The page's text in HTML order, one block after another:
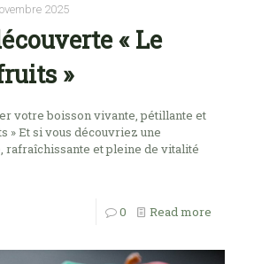
2025
« Le
»
votre boisson vivante, pétillante et
» Et si vous découvriez une
rafraîchissante et pleine de vitalité
0 Read more